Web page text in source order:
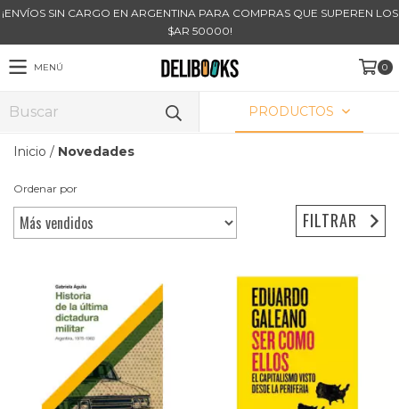
¡ENVÍOS SIN CARGO EN ARGENTINA PARA COMPRAS QUE SUPEREN LOS
$AR 50000!
MENÚ 0
PRODUCTOS
Inicio / Novedades
Ordenar por
FILTRAR